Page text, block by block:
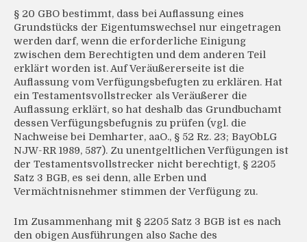
§ 20 GBO bestimmt, dass bei Auflassung eines
Grundstücks der Eigentumswechsel nur eingetragen
werden darf, wenn die erforderliche Einigung
zwischen dem Berechtigten und dem anderen Teil
erklärt worden ist. Auf Veräußererseite ist die
Auflassung vom Verfügungsbefugten zu erklären. Hat
ein Testamentsvollstrecker als Veräußerer die
Auflassung erklärt, so hat deshalb das Grundbuchamt
dessen Verfügungsbefugnis zu prüfen (vgl. die
Nachweise bei Demharter, aaO., § 52 Rz. 23; BayObLG
NJW-RR 1989, 587). Zu unentgeltlichen Verfügungen ist
der Testamentsvollstrecker nicht berechtigt, § 2205
Satz 3 BGB, es sei denn, alle Erben und
Vermächtnisnehmer stimmen der Verfügung zu.
Im Zusammenhang mit § 2205 Satz 3 BGB ist es nach
den obigen Ausführungen also Sache des